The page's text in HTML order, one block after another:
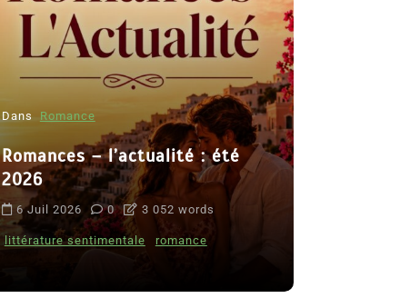
Dans Romance
Romances – l’actualité : été
2026
6 Juil 2026 0 3 052 words
littérature sentimentale romance